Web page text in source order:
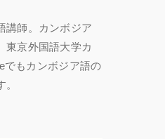
講師。カンボジア
東京外国語大学カ
でもカンボジア語の